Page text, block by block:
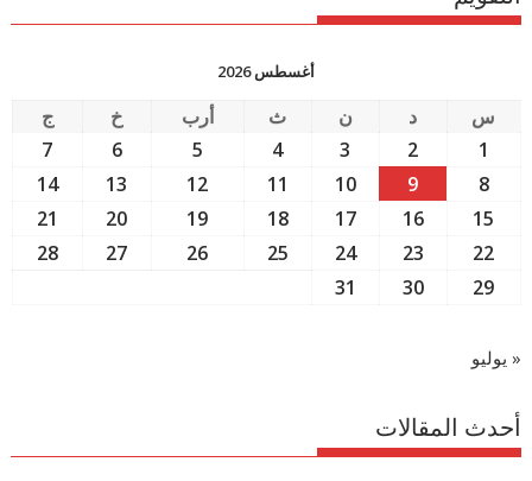
أغسطس 2026
س د ن ث أرب خ
ج
1
2
3
4
5
6
7
8
9
10
11
12
13
14
15
16
17
18
19
20
21
22
23
24
25
26
27
28
29
30
31
« يوليو
أحدث المقالات